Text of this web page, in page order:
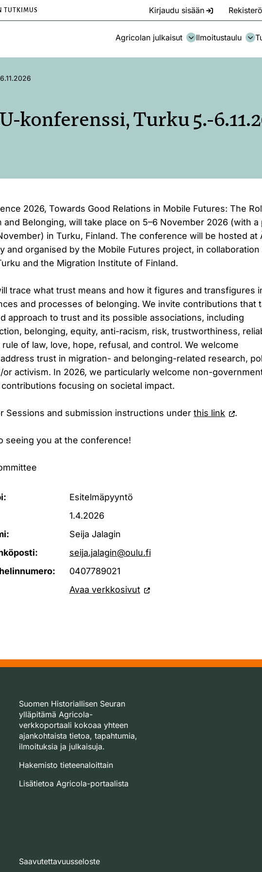
TUTKIMUS Kirjaudu sisään
Agricolan julkaisut Ilmoitustaulu
konferenssi, Turku 5.-
2026, Towards Good Relations in Mobile Futures: The
and Belonging, will take place on 5–6 November 2026 (with a
in Turku, Finland. The conference will be hosted at
and organised by the Mobile Futures project, in collaboration
and the Migration Institute of Finland.
trace what trust means and how it figures and transfigures
and processes of belonging. We invite contributions that
approach to trust and its possible associations, including
belonging, equity, anti-racism, risk, trustworthiness,
of law, love, hope, refusal, and control. We welcome
trust in migration- and belonging-related research,
or activism. In 2026, we particularly welcome non-
focusing on societal impact.
Sessions and submission instructions underthis link .
seeing you at the conference!
Esitelmäpyyntö
1.4.2026
Seija Jalagin
seija.jalagin@oulu.fi
0407789021
Avaa verkkosivut
Suomen Historiallisen Seuran
ylläpitämä Agricola-
verkkoportaali kokoaa yhteen
ajankohtaista tietoa, tapahtumia,
ilmoituksia ja julkaisuja.
Hakemisto tieteenaloittain
Lisätietoa Agricola-portaalista
Saavutettavuusseloste